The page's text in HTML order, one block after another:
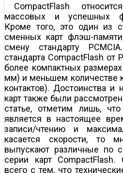
CompactFlash
массовых и успешных
Кроме того, это один из
сменных карт флэш-
смену стандарту
стандарта CompactFlash от
более компактных
мм) и меньшем количестве
контактов). Достоинства и
карт также были
статье, отметим лишь,
является в настоящее
записи/чтению и
касается скорости, то
выпускают различные по
серии карт
всего с тем, что